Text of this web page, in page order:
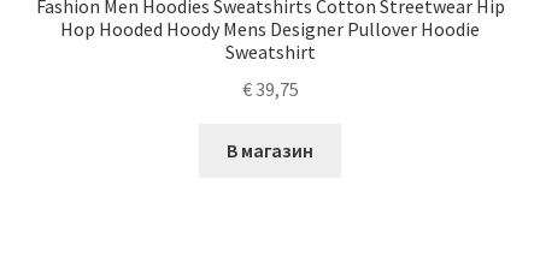
Fashion Men Hoodies Sweatshirts Cotton Streetwear Hip
Hop Hooded Hoody Mens Designer Pullover Hoodie
Sweatshirt
€39,75
В магазин